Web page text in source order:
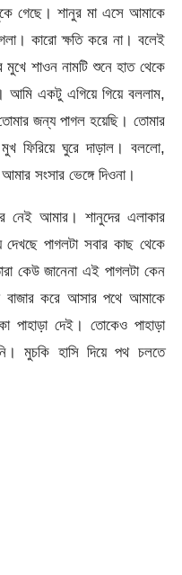
গেছে। শানুর মা এসে আমাকে
কারো ক্ষতি করে না। বলেই
মুখে শাওন নামটি শুনে হাত থেকে
আমি একটু এগিয়ে গিয়ে বললাম,
জন্য পাগল হয়েছি। তোমার
ফিরিয়ে ঘুরে দাড়াল। বললো,
সংসার ভেঙ্গে দিওনা।
নেই আমার। শানুদের এলাকার
পাগলটা সবার কাছ থেকে
কেউ জানেনা এই পাগলটা কেন
বাজার করে আসার পথে আমাকে
দেই। তোকেও পাহাড়া
মুচকি হাসি দিয়ে পথ চলতে